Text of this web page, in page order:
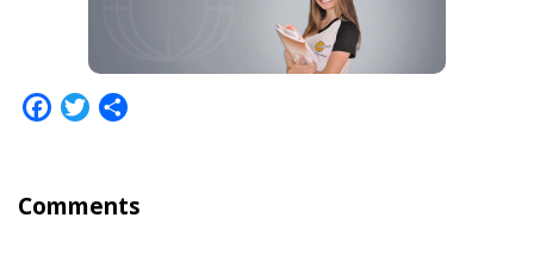
Facebook
Twitter
Comments